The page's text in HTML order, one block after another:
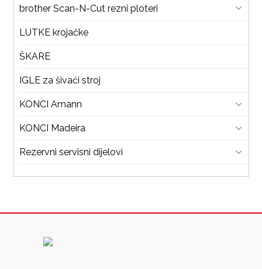
brother Scan-N-Cut rezni ploteri
LUTKE krojačke
ŠKARE
IGLE za šivaći stroj
KONCI Amann
KONCI Madeira
Rezervni servisni dijelovi